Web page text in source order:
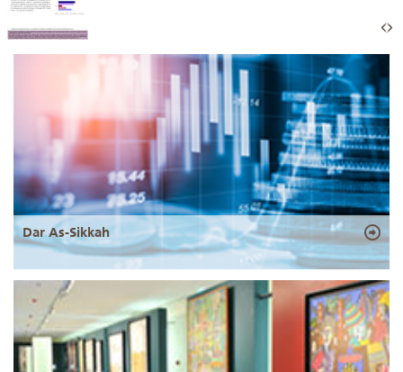
Dar As-Sikkah